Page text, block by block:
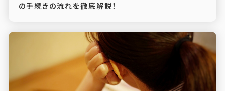
の手続きの流れを徹底解説！